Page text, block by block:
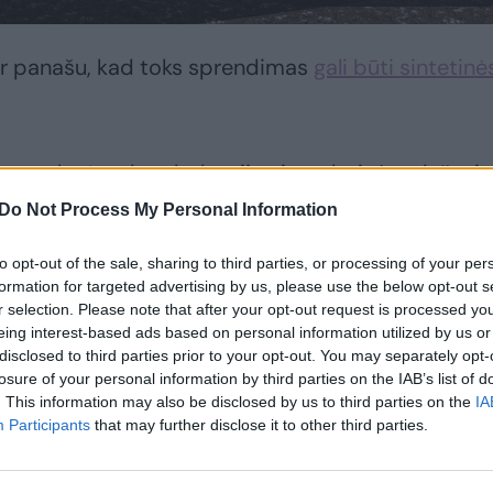
Do Not Process My Personal Information
opt-out of the sale, sharing to third parties, or processing of your
for targeted advertising by us, please use the below opt-out
selection. Please note that after your opt-out request is processed
interest-based ads based on personal information utilized by us
to third parties prior to your opt-out. You may separately
of your personal information by third parties on the IAB’s list of
This information may also be disclosed by us to third parties on the
Participants that may further disclose it to other third parties.
panašu, kad toks sprendimas gali būti
kurį sudaro bakterijos ir grybai. Jos dažnai
Įkvėpti realių kerpių elgesio, tyrėjai dirbtinai
melsvabakteres ir siūlelinius grybus.
funkcijas. Bakterijos vartoja anglies
bei įvairias organines medžiagas, be to,
surenka metalų jonus ir skatina įvairių
bakterijoms vandens, mineralų ir anglies